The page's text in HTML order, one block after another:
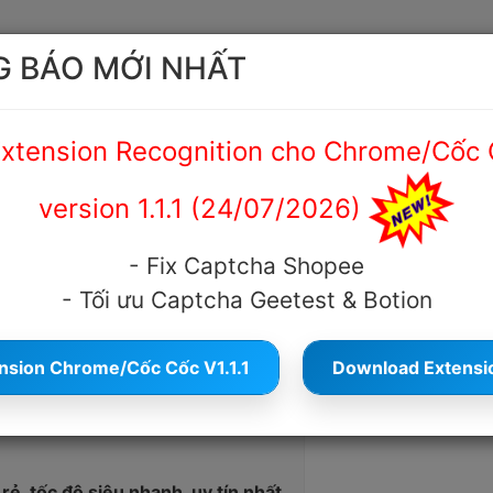
vụ giải mã captcha garena
3546 Cỡ chữ
BÁO MỚI NHẤT
Recognition cho Chrome/Cốc
version 1.1.1 (24/07/2026)
- Fix Captcha Shopee
- Tối ưu Captcha Geetest & Botion
Chrome/Cốc Cốc V1.1.1 Download